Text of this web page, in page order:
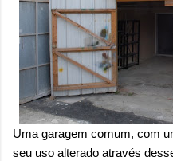
Uma garagem comum, com
seu uso alterado através